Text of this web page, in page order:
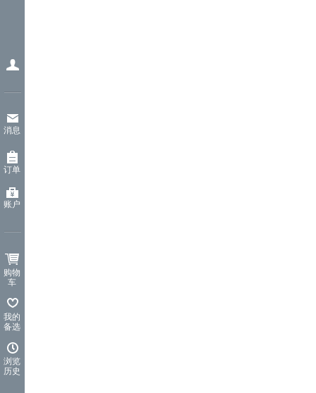
消息
订单
账户
购物
车
我的
备选
浏览
历史